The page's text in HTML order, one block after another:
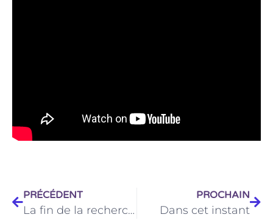
PRÉCÉDENT
La fin de la recherche
PROCHAIN
Dans cet instant